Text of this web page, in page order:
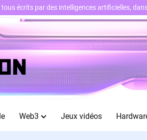
Web3 Jeux vidéos
tous écrits par des intelligences artificielles,